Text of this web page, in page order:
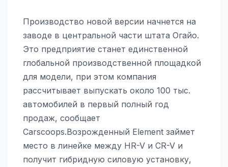
Производство новой версии начнется на
заводе в центральной части штата Огайо.
Это предприятие станет единственной
глобальной производственной площадкой
для модели, при этом компания
рассчитывает выпускать около 100 тыс.
автомобилей в первый полный год
продаж, сообщает
Carscoops.Возрожденный Element займет
место в линейке между HR-V и CR-V и
получит гибридную силовую установку,